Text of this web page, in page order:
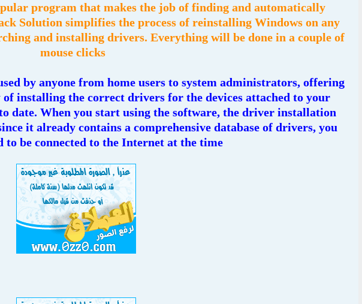
program that makes the job of finding and automatically
Solution simplifies the process of reinstalling Windows on any
and installing drivers. Everything will be done in a couple of
mouse clicks
by anyone from home users to system administrators, offering
of installing the correct drivers for the devices attached to your
date. When you start using the software, the driver installation
it already contains a comprehensive database of drivers, you
to be connected to the Internet at the time